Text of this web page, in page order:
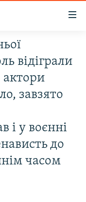
вiдiграли
завзято
i у воєннi
до
часом